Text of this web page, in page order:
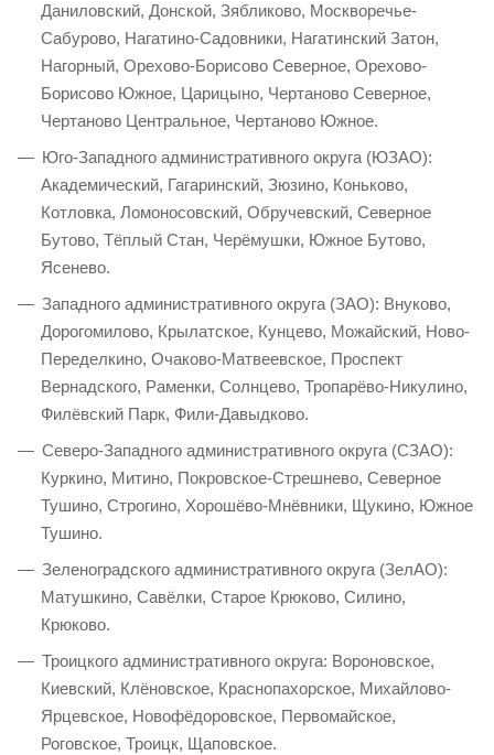
Даниловский, Донской, Зябликово, Москворечье-
Сабурово, Нагатино-Садовники, Нагатинский Затон,
Нагорный, Орехово-Борисово Северное, Орехово-
Борисово Южное, Царицыно, Чертаново Северное,
Чертаново Центральное, Чертаново Южное.
Юго-Западного административного округа (ЮЗАО):
Академический, Гагаринский, Зюзино, Коньково,
Котловка, Ломоносовский, Обручевский, Северное
Бутово, Тёплый Стан, Черёмушки, Южное Бутово,
Ясенево.
Западного административного округа (ЗАО): Внуково,
Дорогомилово, Крылатское, Кунцево, Можайский, Ново-
Переделкино, Очаково-Матвеевское, Проспект
Вернадского, Раменки, Солнцево, Тропарёво-Никулино,
Филёвский Парк, Фили-Давыдково.
Северо-Западного административного округа (СЗАО):
Куркино, Митино, Покровское-Стрешнево, Северное
Тушино, Строгино, Хорошёво-Мнёвники, Щукино, Южное
Тушино.
Зеленоградского административного округа (ЗелАО):
Матушкино, Савёлки, Старое Крюково, Силино,
Крюково.
Троицкого административного округа: Вороновское,
Киевский, Клёновское, Краснопахорское, Михайлово-
Ярцевское, Новофёдоровское, Первомайское,
Роговское, Троицк, Щаповское.